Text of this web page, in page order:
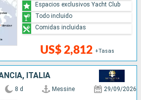
US$ 2,812 +Tasas
Espacios exclusivos Yacht Club
Todo incluido
Comidas incluidas
ITALIA
8 d Messine 29/09/2026